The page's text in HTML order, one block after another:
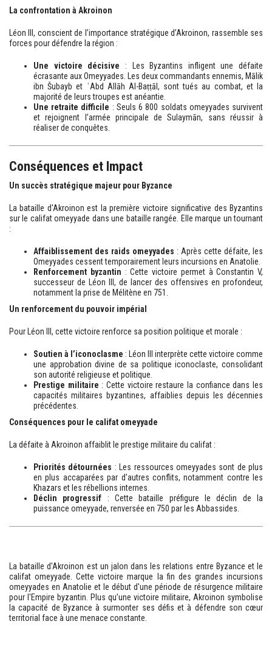
La confrontation à Akroinon
Léon III, conscient de l’importance stratégique d’Akroinon, rassemble ses
forces pour défendre la région :
Une victoire décisive : Les Byzantins infligent une défaite
écrasante aux Omeyyades. Les deux commandants ennemis, Mālik
ibn Šubayb et ʿAbd Allāh Al-Baṭṭāl, sont tués au combat, et la
majorité de leurs troupes est anéantie.
Une retraite difficile : Seuls 6 800 soldats omeyyades survivent
et rejoignent l’armée principale de Sulaymān, sans réussir à
réaliser de conquêtes.
Conséquences et Impact
Un succès stratégique majeur pour Byzance
La bataille d'Akroinon est la première victoire significative des Byzantins
sur le califat omeyyade dans une bataille rangée. Elle marque un tournant
:
Affaiblissement des raids omeyyades : Après cette défaite, les
Omeyyades cessent temporairement leurs incursions en Anatolie.
Renforcement byzantin : Cette victoire permet à Constantin V,
successeur de Léon III, de lancer des offensives en profondeur,
notamment la prise de Mélitène en 751.
Un renforcement du pouvoir impérial
Pour Léon III, cette victoire renforce sa position politique et morale :
Soutien à l’iconoclasme : Léon III interprète cette victoire comme
une approbation divine de sa politique iconoclaste, consolidant
son autorité religieuse et politique.
Prestige militaire : Cette victoire restaure la confiance dans les
capacités militaires byzantines, affaiblies depuis les décennies
précédentes.
Conséquences pour le califat omeyyade
La défaite à Akroinon affaiblit le prestige militaire du califat :
Priorités détournées : Les ressources omeyyades sont de plus
en plus accaparées par d'autres conflits, notamment contre les
Khazars et les rébellions internes.
Déclin progressif : Cette bataille préfigure le déclin de la
puissance omeyyade, renversée en 750 par les Abbassides.
La bataille d'Akroinon est un jalon dans les relations entre Byzance et le
califat omeyyade. Cette victoire marque la fin des grandes incursions
omeyyades en Anatolie et le début d'une période de résurgence militaire
pour l'Empire byzantin. Plus qu’une victoire militaire, Akroinon symbolise
la capacité de Byzance à surmonter ses défis et à défendre son cœur
territorial face à une menace constante.